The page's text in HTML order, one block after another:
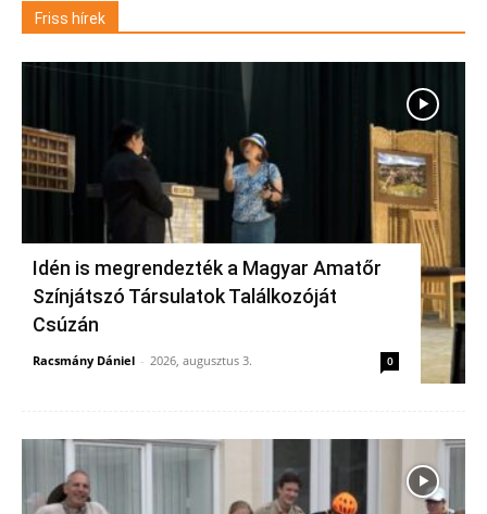
Friss hírek
Idén is megrendezték a Magyar Amatőr
Színjátszó Társulatok Találkozóját
Csúzán
Racsmány Dániel - 2026, augusztus 3. 0